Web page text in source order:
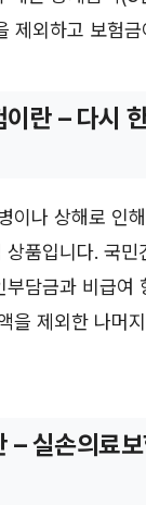
제외하고 보험금
란 – 다시
이나 상해로 인
상품입니다. 국
부담금과 비급여
을 제외한 나머
– 실손의료